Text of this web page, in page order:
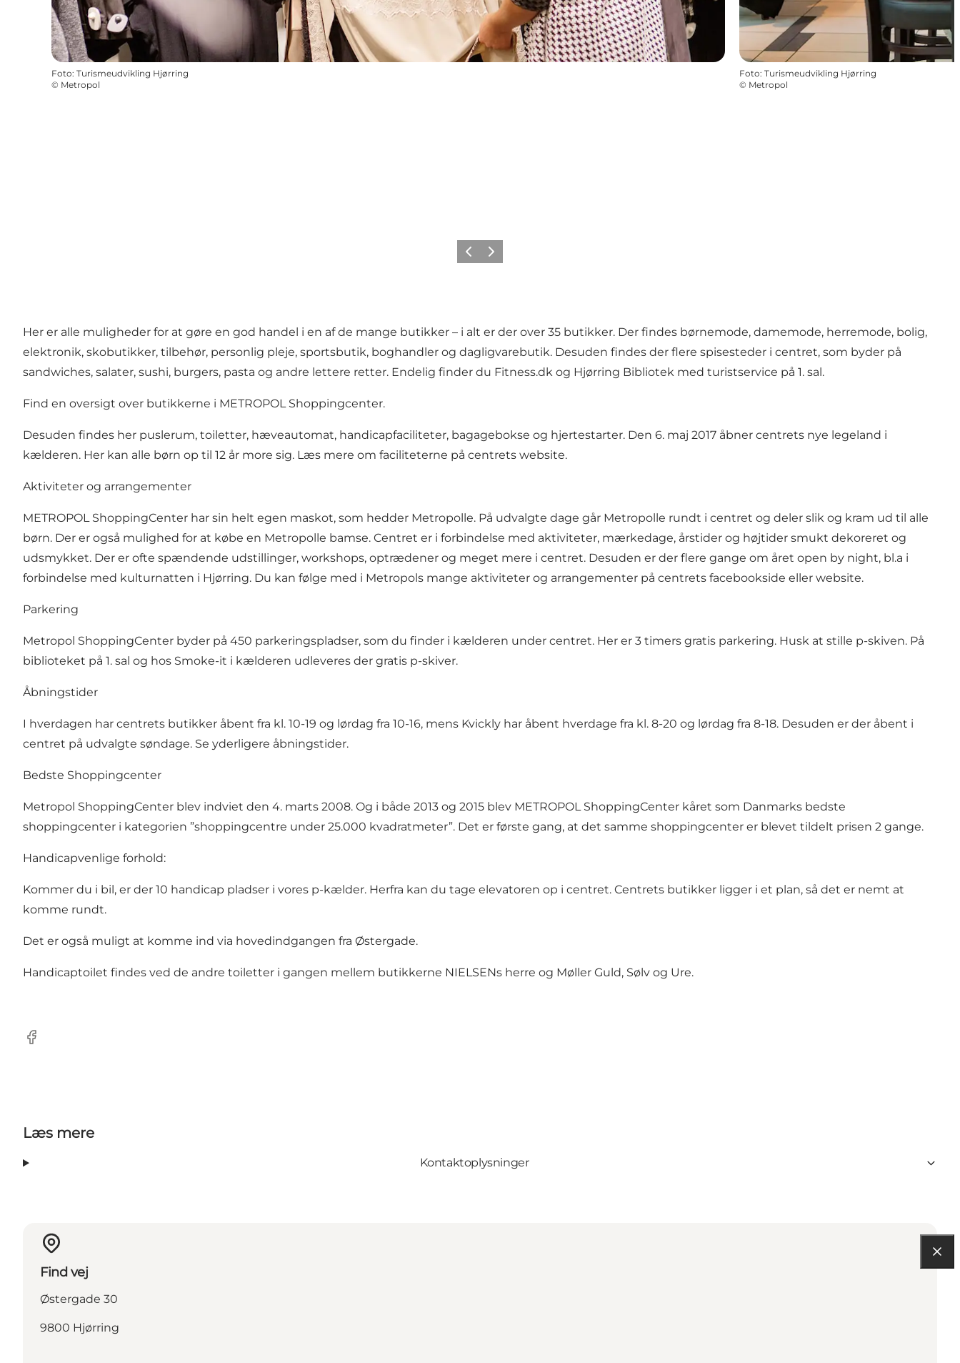
Foto: Turismeudvikling Hjørring
© Metropol
Foto: Turismeudvikling Hjørring
© Metropol
ForrigeNæste
Her er alle muligheder for at gøre en god handel i en af de mange butikker – i alt er der over 35 butikker. Der findes børnemode, damemode, herremode, bolig,
elektronik, skobutikker, tilbehør, personlig pleje, sportsbutik, boghandler og dagligvarebutik. Desuden findes der flere spisesteder i centret, som byder på
sandwiches, salater, sushi, burgers, pasta og andre lettere retter. Endelig finder du Fitness.dk og Hjørring Bibliotek med turistservice på 1. sal.
Find en oversigt over butikkerne i METROPOL Shoppingcenter.
Desuden findes her puslerum, toiletter, hæveautomat, handicapfaciliteter, bagagebokse og hjertestarter. Den 6. maj 2017 åbner centrets nye legeland i
kælderen. Her kan alle børn op til 12 år more sig. Læs mere om faciliteterne på centrets website.
Aktiviteter og arrangementer
METROPOL ShoppingCenter har sin helt egen maskot, som hedder Metropolle. På udvalgte dage går Metropolle rundt i centret og deler slik og kram ud til alle
børn. Der er også mulighed for at købe en Metropolle bamse. Centret er i forbindelse med aktiviteter, mærkedage, årstider og højtider smukt dekoreret og
udsmykket. Der er ofte spændende udstillinger, workshops, optrædener og meget mere i centret. Desuden er der flere gange om året open by night, bl.a i
forbindelse med kulturnatten i Hjørring. Du kan følge med i Metropols mange aktiviteter og arrangementer på centrets facebookside eller website.
Parkering
Metropol ShoppingCenter byder på 450 parkeringspladser, som du finder i kælderen under centret. Her er 3 timers gratis parkering. Husk at stille p-skiven. På
biblioteket på 1. sal og hos Smoke-it i kælderen udleveres der gratis p-skiver.
Åbningstider
I hverdagen har centrets butikker åbent fra kl. 10-19 og lørdag fra 10-16, mens Kvickly har åbent hverdage fra kl. 8-20 og lørdag fra 8-18. Desuden er der åbent i
centret på udvalgte søndage. Se yderligere åbningstider.
Bedste Shoppingcenter
Metropol ShoppingCenter blev indviet den 4. marts 2008. Og i både 2013 og 2015 blev METROPOL ShoppingCenter kåret som Danmarks bedste
shoppingcenter i kategorien ”shoppingcentre under 25.000 kvadratmeter”. Det er første gang, at det samme shoppingcenter er blevet tildelt prisen 2 gange.
Handicapvenlige forhold:
Kommer du i bil, er der 10 handicap pladser i vores p-kælder. Herfra kan du tage elevatoren op i centret. Centrets butikker ligger i et plan, så det er nemt at
komme rundt.
Det er også muligt at komme ind via hovedindgangen fra Østergade.
Handicaptoilet findes ved de andre toiletter i gangen mellem butikkerne NIELSENs herre og Møller Guld, Sølv og Ure.
Facebook
Læs mere
Kontaktoplysninger
Find vej
Østergade 30
9800 Hjørring